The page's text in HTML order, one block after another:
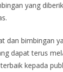
yang
dan bimbingan
dapat terus
kepada